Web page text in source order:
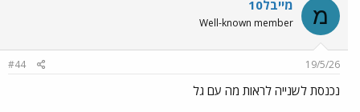
i
n
מ מייבל10
Well-known member
19/5/26
#44
נכנסת לשנייה לראות מה עם גל